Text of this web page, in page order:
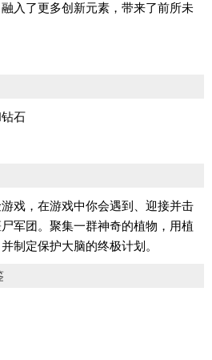
入了更多创新元素，带来了前所未
石
戏，在游戏中你会遇到、迎接并击
军团。聚集一群神奇的植物，用植
制定保护大脑的终极计划。